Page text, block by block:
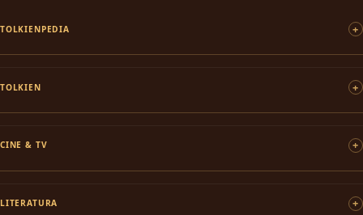
TOLKIENPEDIA
TOLKIEN
CINE & TV
LITERATURA